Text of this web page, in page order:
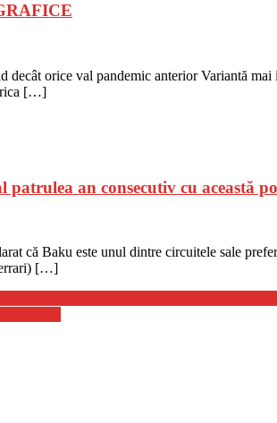
orice val pandemic anterior Variantă mai
[…]
an consecutiv cu această
că Baku este unul dintre circuitele sale
[…]